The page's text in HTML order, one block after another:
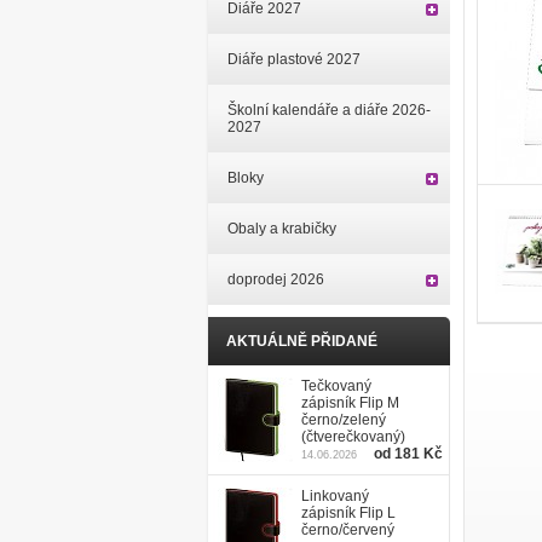
Diáře 2027
Diáře plastové 2027
Školní kalendáře a diáře 2026-
2027
Bloky
Obaly a krabičky
doprodej 2026
AKTUÁLNĚ PŘIDANÉ
Tečkovaný
zápisník Flip M
černo/zelený
(čtverečkovaný)
14.06.2026 od 181 Kč
Linkovaný
zápisník Flip L
černo/červený